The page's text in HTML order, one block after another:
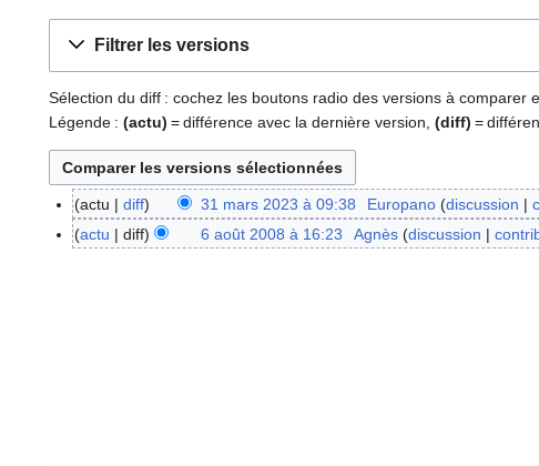
Filtrer les versions
Sélection du diff : cochez les boutons radio des versions à comparer
Légende : (actu) = différence avec la dernière version, (diff) =
3
1
actu diff 31 mars 2023 à 09:38 Europano discussion
6
actu diff 6 août 2008 à 16:23 Agnès discussion